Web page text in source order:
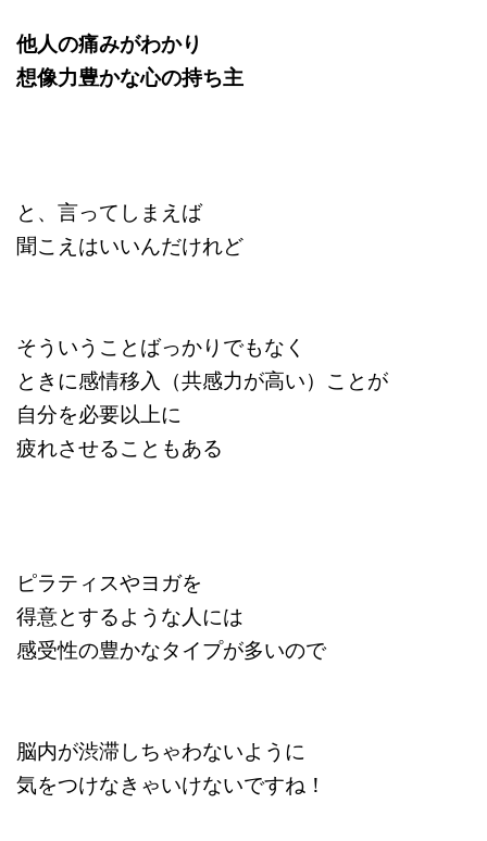
他人の痛みがわかり
想像力豊かな心の持ち主
と、言ってしまえば
聞こえはいいんだけれど
そういうことばっかりでもなく
ときに感情移入（共感力が高い）ことが
自分を必要以上に
疲れさせることもある
ピラティスやヨガを
得意とするような人には
感受性の豊かなタイプが多いので
脳内が渋滞しちゃわないように
気をつけなきゃいけないですね！